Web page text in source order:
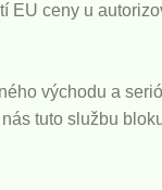
EU ceny u
východu a
tuto službu